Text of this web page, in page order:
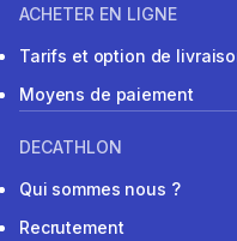
ACHETER EN LIGNE
Tarifs et option de
Moyens de paiement
DECATHLON
Qui sommes nous ?
Recrutement